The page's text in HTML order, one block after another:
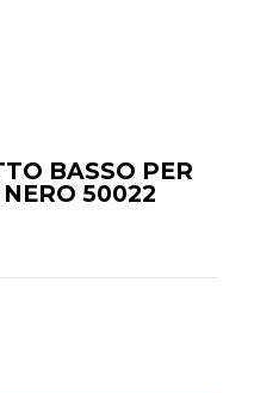
BASSO PER
50022